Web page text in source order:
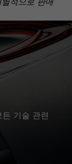
적으로 판매
기술 관련